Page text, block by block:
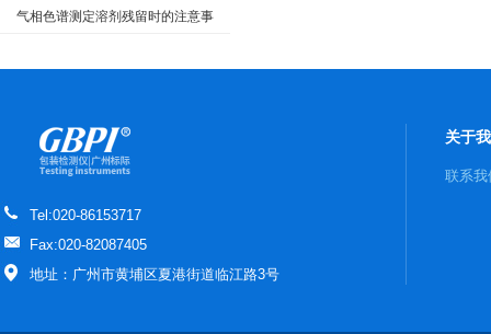
热封工艺
气相色谱测定溶剂残留时的注意事
Tel:020-86153717
Fax:020-82087405
地址：广州市黄埔区夏港街道临江路3号
关于
联系我